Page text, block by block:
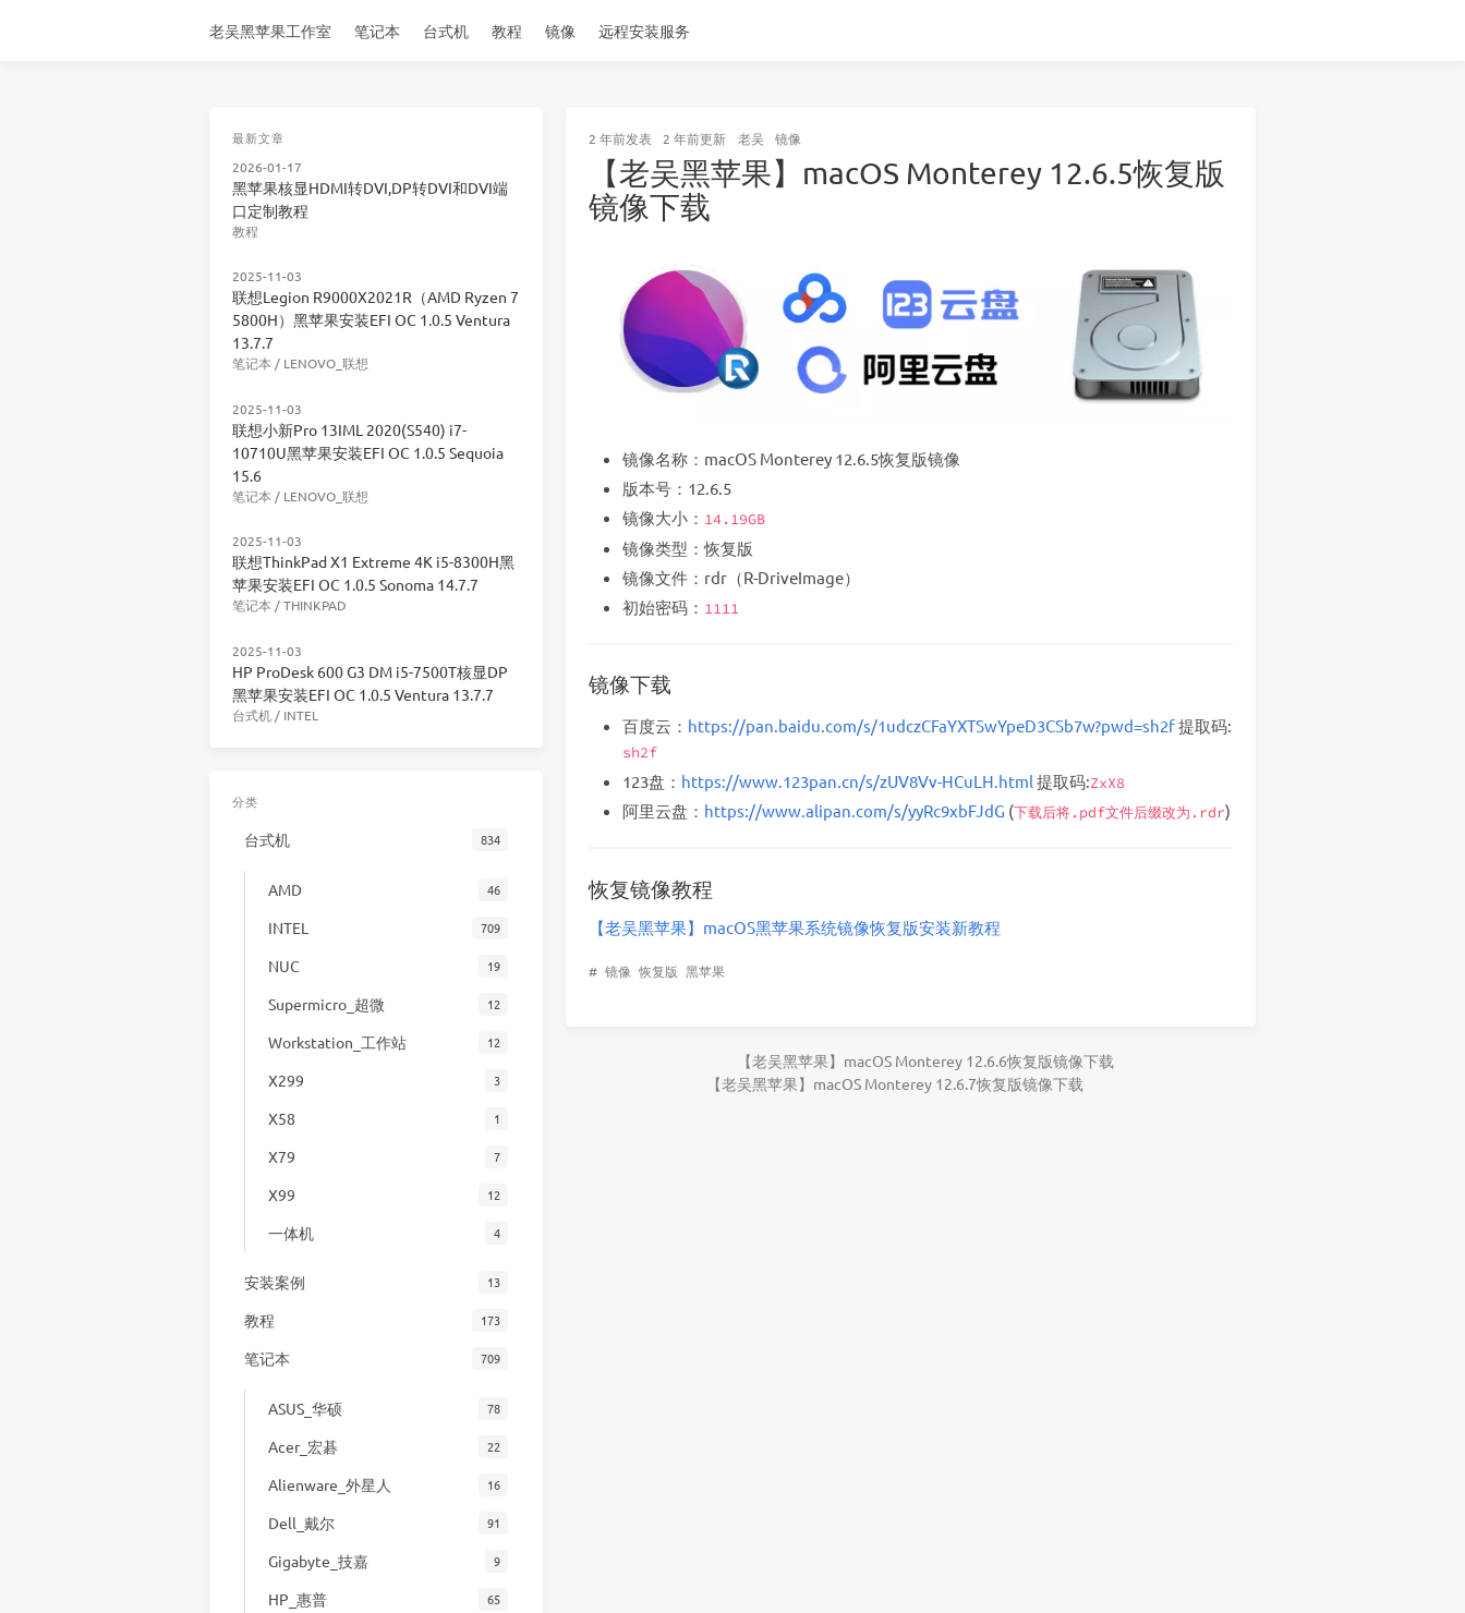
老吴黑苹果工作室 笔记本 台式机 教程 镜像 远程安装服务
2 年前发表 2 年前更新 老吴 镜像
【老吴黑苹果】macOS Monterey 12.6.5恢复版
镜像下载
镜像名称：macOS Monterey 12.6.5恢复版镜像
版本号：12.6.5
镜像大小： 14.19GB
镜像类型：恢复版
镜像文件：rdr（R-DriveImage）
初始密码： 1111
镜像下载
百度云： https://pan.baidu.com/s/1udczCFaYXTSwYpeD3CSb7w?pwd=sh2f提取码:
sh2f
123盘： https://www.123pan.cn/s/zUV8Vv-HCuLH.html 提取码:ZxX8
阿里云盘： https://www.alipan.com/s/yyRc9xbFJdG (下载后将.pdf文件后缀改为.rdr)
恢复镜像教程
【老吴黑苹果】macOS黑苹果系统镜像恢复版安装新教程
# 镜像 恢复版 黑苹果
【老吴黑苹果】macOS Monterey 12.6.6恢复版镜像下载
【老吴黑苹果】macOS Monterey 12.6.7恢复版镜像下载
最新文章
2026-01-17
黑苹果核显HDMI转DVI,DP转DVI和DVI端
口定制教程
教程
2025-11-03
联想Legion R9000X2021R（AMD Ryzen 7
5800H）黑苹果安装EFI OC 1.0.5 Ventura
13.7.7
笔记本 / LENOVO_联想
2025-11-03
联想小新Pro 13IML 2020(S540) i7-
10710U黑苹果安装EFI OC 1.0.5 Sequoia
15.6
笔记本 / LENOVO_联想
2025-11-03
联想ThinkPad X1 Extreme 4K i5-8300H黑
苹果安装EFI OC 1.0.5 Sonoma 14.7.7
笔记本 /THINKPAD
2025-11-03
HP ProDesk 600 G3 DM i5-7500T核显DP
黑苹果安装EFI OC 1.0.5 Ventura 13.7.7
台式机 / INTEL
分类
台式机 834
AMD 46
INTEL 709
NUC 19
Supermicro_超微 12
Workstation_工作站 12
X299 3
X58 1
X79 7
X99 12
一体机 4
安装案例 13
教程 173
笔记本 709
ASUS_华硕 78
Acer_宏碁 22
Alienware_外星人 16
Dell_戴尔 91
Gigabyte_技嘉 9
HP_惠普 65